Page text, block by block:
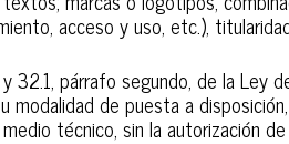
acceso y uso, etc.),
párrafo segundo, de la Ley
modalidad de puesta a
técnico, sin la autorización